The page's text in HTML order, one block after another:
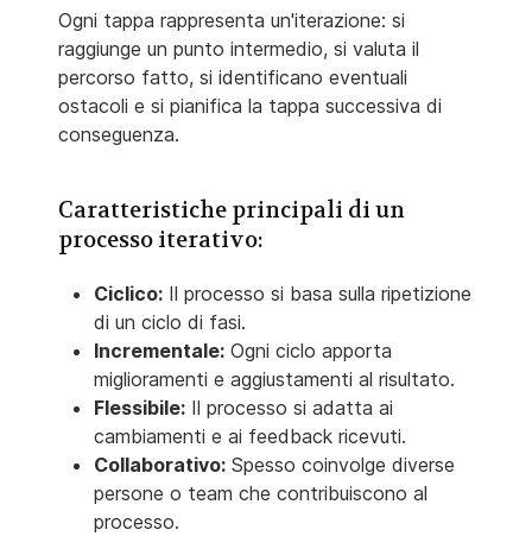
Ogni tappa rappresenta un'iterazione: si
raggiunge un punto intermedio, si valuta il
percorso fatto, si identificano eventuali
ostacoli e si pianifica la tappa successiva di
conseguenza.
Caratteristiche principali di un
processo iterativo:
Ciclico: Il processo si basa sulla ripetizione
di un ciclo di fasi.
Incrementale: Ogni ciclo apporta
miglioramenti e aggiustamenti al risultato.
Flessibile: Il processo si adatta ai
cambiamenti e ai feedback ricevuti.
Collaborativo: Spesso coinvolge diverse
persone o team che contribuiscono al
processo.